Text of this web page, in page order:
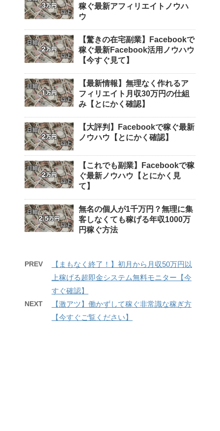
稼ぐ最新アフィリエイトノウハ
ウ
【驚きの在宅副業】Facebookで
稼ぐ最新Facebook活用ノウハウ
【今すぐ見て】
【最新情報】無理なく作れるア
フィリエイト月収30万円の仕組
み【とにかく確認】
【大評判】Facebookで稼ぐ最新
ノウハウ【とにかく確認】
【これでも副業】Facebookで稼
ぐ最新ノウハウ【とにかく見
て】
無名の個人が1千万円？無理に集
客しなくても稼げる年収1000万
円稼ぐ方法
PREV
【まもなく終了！】初月から月収50万円以
上稼げる超即金システム無料モニター【今
すぐ確認】
NEXT
【激アツ】働かずして稼ぐ非常識な稼ぎ方
【今すぐご覧ください】